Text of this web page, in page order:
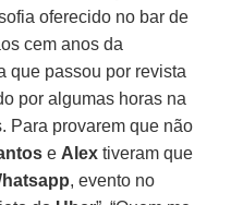
oferecido no bar de
cem anos da
que passou por revista
por algumas horas na
Para provarem que não
e Alex tiveram que
, evento no